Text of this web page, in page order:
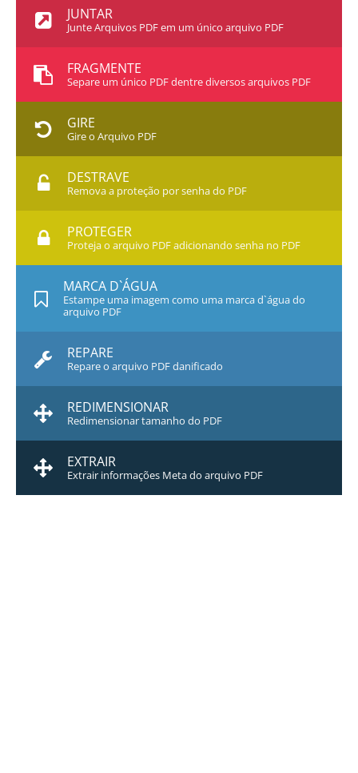
JUNTAR
Junte Arquivos PDF em um único arquivo PDF
FRAGMENTE
Separe um único PDF dentre diversos arquivos PDF
GIRE
Gire o Arquivo PDF
DESTRAVE
Remova a proteção por senha do PDF
PROTEGER
Proteja o arquivo PDF adicionando senha no PDF
MARCA D`ÁGUA
Estampe uma imagem como uma marca d`água do
arquivo PDF
REPARE
Repare o arquivo PDF danificado
REDIMENSIONAR
Redimensionar tamanho do PDF
EXTRAIR
Extrair informações Meta do arquivo PDF